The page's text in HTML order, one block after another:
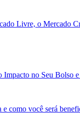
Livre, o Mercado
no Seu Bolso
como você será